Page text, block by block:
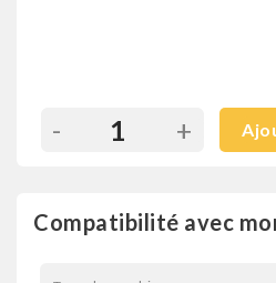
- +
Compatibilité avec